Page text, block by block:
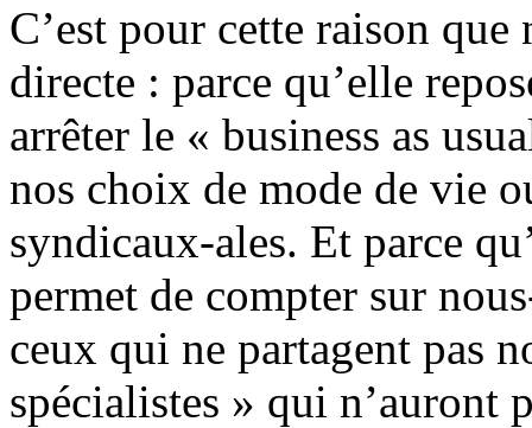
C’est pour cette raison
directe : parce qu’elle
arrêter le « business as
nos choix de mode de vie
syndicaux-ales. Et parce
permet de compter sur
ceux qui ne partagent pas
spécialistes » qui n’auront